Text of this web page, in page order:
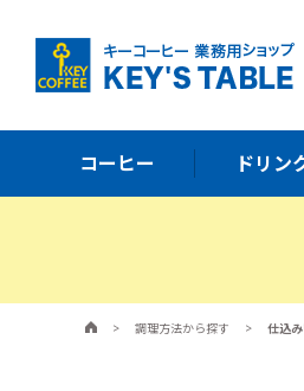
コーヒー ドリン
> 調理方法から探す > 仕込